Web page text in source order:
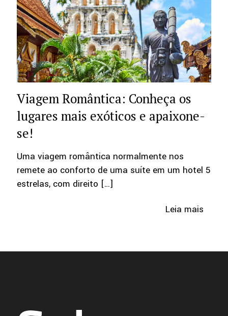
Viagem Romântica: Conheça os
lugares mais exóticos e apaixone-
se!
Uma viagem romântica normalmente nos
remete ao conforto de uma suíte em um hotel 5
estrelas, com direito […]
Leia mais